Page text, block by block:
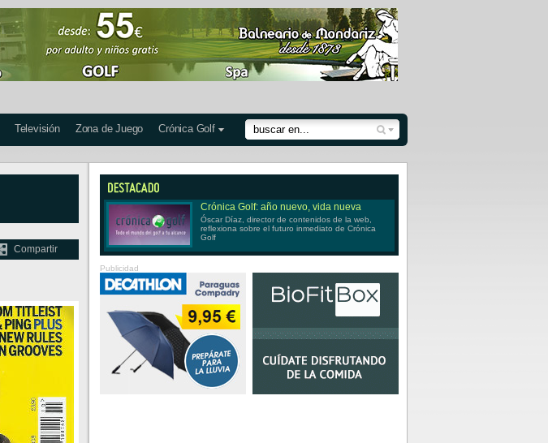
Televisión Zona de Juego Crónica Golf
Compartir
Crónica Golf: año nuevo, vida nueva
Óscar Díaz, director de contenidos de la web,
reflexiona sobre el futuro inmediato de Crónica
Golf
Publicidad